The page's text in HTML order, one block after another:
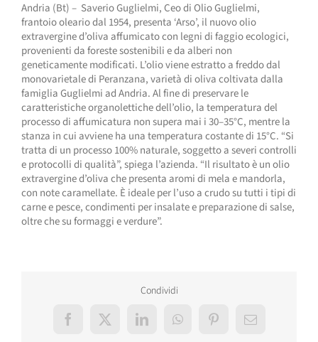
Andria (Bt) – Saverio Guglielmi, Ceo di Olio Guglielmi,
frantoio oleario dal 1954, presenta ‘Arso’, il nuovo olio
extravergine d’oliva affumicato con legni di faggio ecologici,
provenienti da foreste sostenibili e da alberi non
geneticamente modificati. L’olio viene estratto a freddo dal
monovarietale di Peranzana, varietà di oliva coltivata dalla
famiglia Guglielmi ad Andria. Al fine di preservare le
caratteristiche organolettiche dell’olio, la temperatura del
processo di affumicatura non supera mai i 30–35°C, mentre la
stanza in cui avviene ha una temperatura costante di 15°C. “Si
tratta di un processo 100% naturale, soggetto a severi controlli
e protocolli di qualità”, spiega l’azienda. “Il risultato è un olio
extravergine d’oliva che presenta aromi di mela e mandorla,
con note caramellate. È ideale per l’uso a crudo su tutti i tipi di
carne e pesce, condimenti per insalate e preparazione di salse,
oltre che su formaggi e verdure”.
Condividi
Facebook
X LinkedInWhatsAppPinterestEmail